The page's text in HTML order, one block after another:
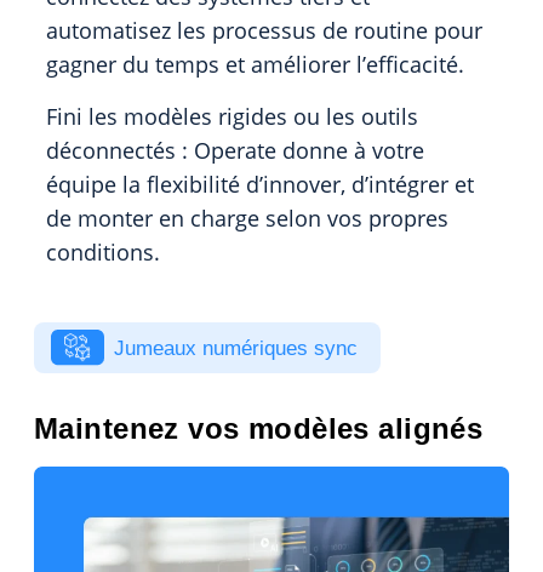
automatisez les processus de routine pour
gagner du temps et améliorer l’efficacité.
Fini les modèles rigides ou les outils
déconnectés : Operate donne à votre
équipe la flexibilité d’innover, d’intégrer et
de monter en charge selon vos propres
conditions.
Jumeaux numériques sync
Maintenez vos modèles alignés